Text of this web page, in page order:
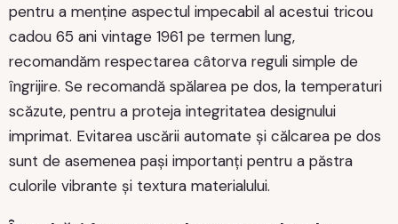
pentru a menține aspectul impecabil al acestui tricou
cadou 65 ani vintage 1961 pe termen lung,
recomandăm respectarea câtorva reguli simple de
îngrijire. Se recomandă spălarea pe dos, la temperaturi
scăzute, pentru a proteja integritatea designului
imprimat. Evitarea uscării automate și călcarea pe dos
sunt de asemenea pași importanți pentru a păstra
culorile vibrante și textura materialului.